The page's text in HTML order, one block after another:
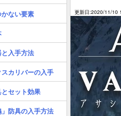
更新日:2020/11/10
ない要素
入手方法
カリバーの入手
セット効果
」防具の入手方法